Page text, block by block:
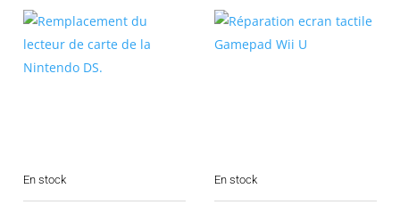
sur
la
produit
En stock En stock